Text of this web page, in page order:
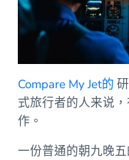
Compare My Jet的
式旅行者的人来说
作。
一份普通的朝九晚